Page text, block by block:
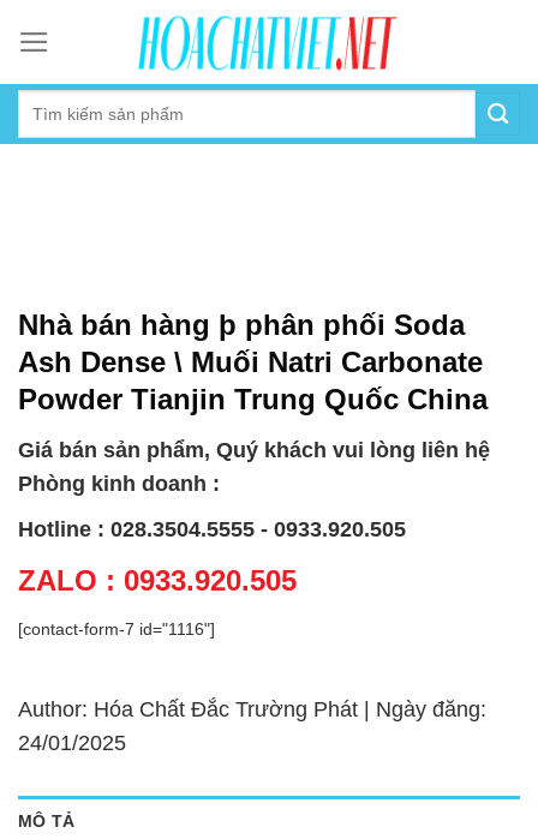
content
Nhà bán hàng þ phân phối Soda
Ash Dense \ Muối Natri Carbonate
Powder Tianjin Trung Quốc China
Giá bán sản phẩm, Quý khách vui lòng liên hệ
Phòng kinh doanh :
Hotline : 028.3504.5555 - 0933.920.505
ZALO : 0933.920.505
[contact-form-7 id="1116"]
Author: Hóa Chất Đắc Trường Phát | Ngày đăng:
24/01/2025
MÔ TẢ